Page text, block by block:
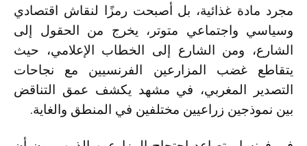
مجرد مادة غذائية، بل أصبحت رمزًا لنقاش اقتصادي
وسياسي واجتماعي متوتر، يخرج من الحقول إلى
الشارع، ومن الشارع إلى الخطاب الإعلامي، حيث
يتقاطع غضب المزارعين الفرنسيين مع نجاحات
التصدير المغربي، في مشهد يكشف عمق التناقض
بين نموذجين زراعيين مختلفين في المنطق والغاية.